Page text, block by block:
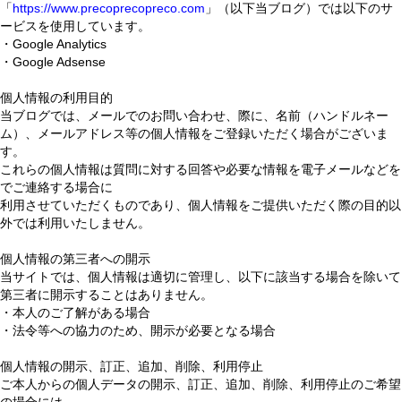
「https://www.precoprecopreco.com 」（以下当ブログ）では以下のサ
ービスを使用しています。
・Google Analytics
・Google Adsense
個人情報の利用目的
当ブログでは、メールでのお問い合わせ、際に、名前（ハンドルネー
ム）、メールアドレス等の個人情報をご登録いただく場合がございま
す。
これらの個人情報は質問に対する回答や必要な情報を電子メールなどを
でご連絡する場合に
利用させていただくものであり、個人情報をご提供いただく際の目的以
外では利用いたしません。
個人情報の第三者への開示
当サイトでは、個人情報は適切に管理し、以下に該当する場合を除いて
第三者に開示することはありません。
・本人のご了解がある場合
・法令等への協力のため、開示が必要となる場合
個人情報の開示、訂正、追加、削除、利用停止
ご本人からの個人データの開示、訂正、追加、削除、利用停止のご希望